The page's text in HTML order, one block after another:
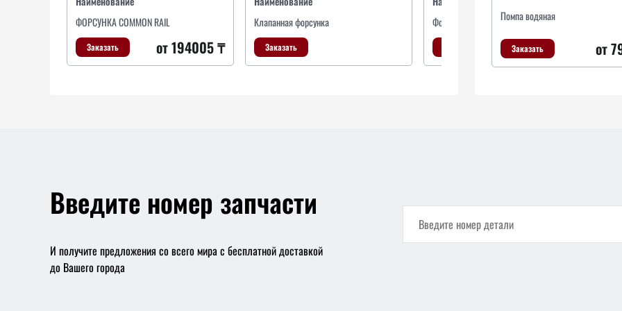
ФОРСУНКА COMMON RAIL
Заказать от 194005 ₸
Клапанная форсунка
Заказать
Форсунка
Помпа водяная
Заказать от
Введите номер запчасти
И получите предложения со всего мира с бесплатной доставкой
до Вашего города